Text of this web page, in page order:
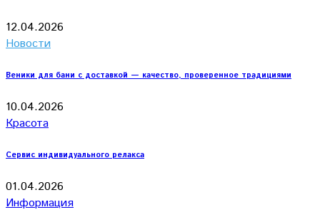
12.04.2026
Новости
Веники для бани с доставкой — качество, проверенное традициями
10.04.2026
Красота
Сервис индивидуального релакса
01.04.2026
Информация